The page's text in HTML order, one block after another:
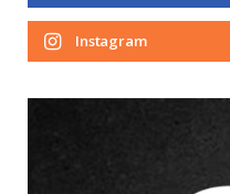
Instagram